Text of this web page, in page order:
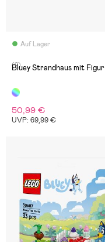
Auf Lager
(2)
Bluey Strandhaus mit Figur
50,99 €
UVP: 69,99 €